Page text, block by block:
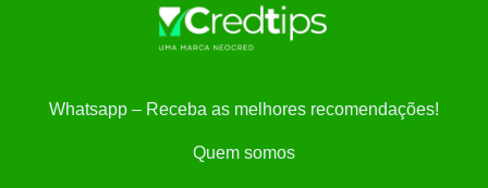
Whatsapp – Receba as melhores recomendações!
Quem somos